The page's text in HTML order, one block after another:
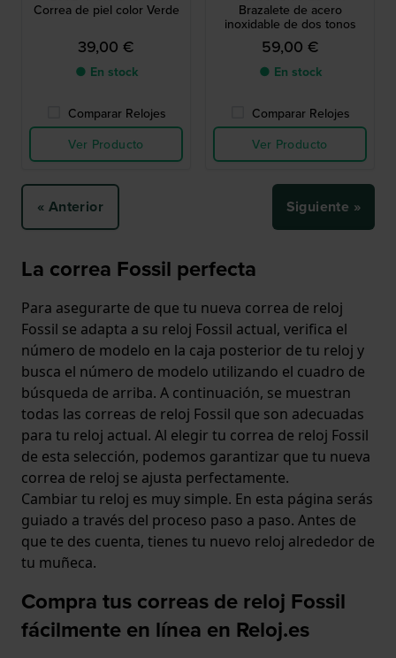
Correa de piel color Verde
39,00 €
● En stock
Comparar Relojes
Ver Producto
Brazalete de acero
inoxidable de dos tonos
59,00 €
● En stock
Comparar Relojes
Ver Producto
« Anterior Siguiente »
La correa Fossil perfecta
Para asegurarte de que tu nueva correa de reloj
Fossil se adapta a su reloj Fossil actual, verifica el
número de modelo en la caja posterior de tu reloj y
busca el número de modelo utilizando el cuadro de
búsqueda de arriba. A continuación, se muestran
todas las correas de reloj Fossil que son adecuadas
para tu reloj actual. Al elegir tu correa de reloj Fossil
de esta selección, podemos garantizar que tu nueva
correa de reloj se ajusta perfectamente.
Cambiar tu reloj es muy simple. En esta página serás
guiado a través del proceso paso a paso. Antes de
que te des cuenta, tienes tu nuevo reloj alrededor de
tu muñeca.
Compra tus correas de reloj Fossil
fácilmente en línea en Reloj.es